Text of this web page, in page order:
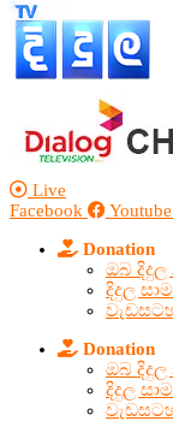
Live
Facebook
Youtube
Donation
ඔබ
දිදුල
Donation
ඔබ
දිදුල